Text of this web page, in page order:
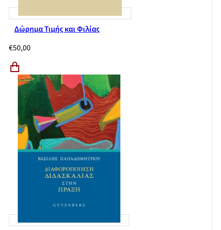
Δώρημα Τιμής και Φιλίας
€50,00